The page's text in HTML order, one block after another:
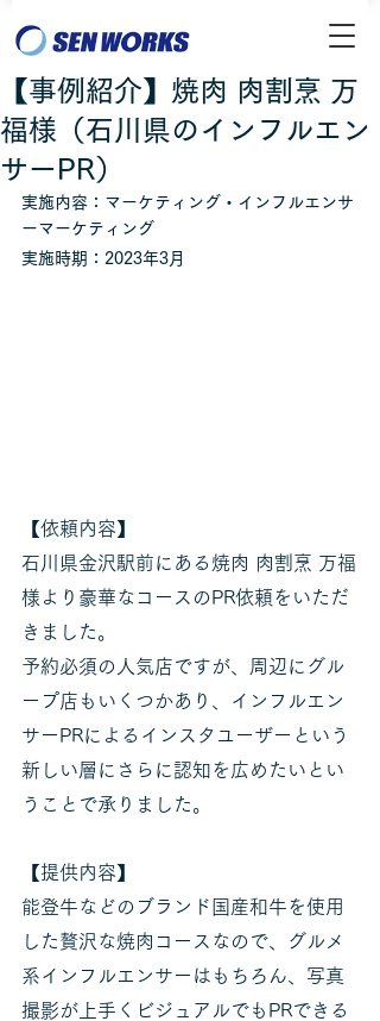
【事例紹介】焼肉 肉割烹 万
福様（石川県のインフルエン
サーPR）
実施内容：マーケティング・インフルエンサ
ーマーケティング
実施時期：2023年3月
【依頼内容】
石川県金沢駅前にある焼肉 肉割烹 万福
様より豪華なコースのPR依頼をいただ
きました。
予約必須の人気店ですが、周辺にグル
ープ店もいくつかあり、インフルエン
サーPRによるインスタユーザーという
新しい層にさらに認知を広めたいとい
うことで承りました。
【提供内容】
能登牛などのブランド国産和牛を使用
した贅沢な焼肉コースなので、グルメ
系インフルエンサーはもちろん、写真
撮影が上手くビジュアルでもPRできる